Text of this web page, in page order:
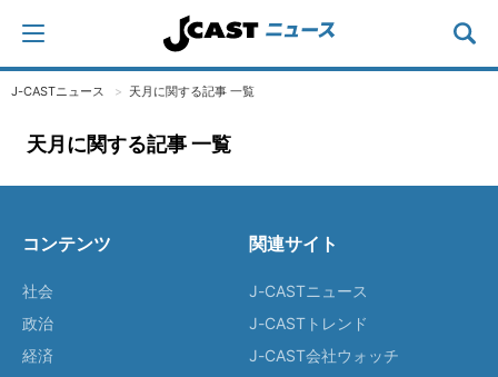
J-CASTニュース 天月に関する記事 一覧
天月に関する記事 一覧
コンテンツ
社会
政治
経済
関連サイト
J-CASTニュース
J-CASTトレンド
J-CAST会社ウォッチ